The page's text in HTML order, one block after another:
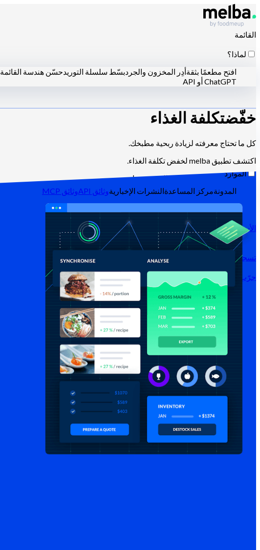
القائمة
لماذا؟
افتح مطعمًا بثقةأدِر المخزون والجردبسّط سلسلة التوريدحسّن هندسة القائمة
ChatGPT أو API
لمن؟
الموارد
المدونةمركز المساعدةالنشرات الإخباريةوثائق API وثائق MCP
الأسعار
تسجيل الدخول →
جرّب مجانًا سجّل
خفّضتكلفة الغذاء
كل ما تحتاج معرفته لزيادة ربحية مطبخك.
اكتشف تطبيق melba لخفض تكلفة الغذاء.
تحكم في عملك مثل الآخرين الذين نجحوا.
اتصل بناتواصل معنا